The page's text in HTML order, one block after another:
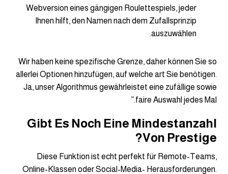
Webversion eines gängigen Roulettespiels, jeder
Ihnen hilft, den Namen nach dem Zufallsprinzip
auszuwählen.
Wir haben keine spezifische Grenze, daher können Sie so
allerlei Optionen hinzufügen, auf welche art Sie benötigen.
Ja, unser Algorithmus gewährleistet eine zufällige sowie
faire Auswahl jedes Mal.”
Gibt Es Noch Eine Mindestanzahl
Von Prestige?
Diese Funktion ist echt perfekt für Remote-Teams,
Online-Klassen oder Social-Media- Herausforderungen.